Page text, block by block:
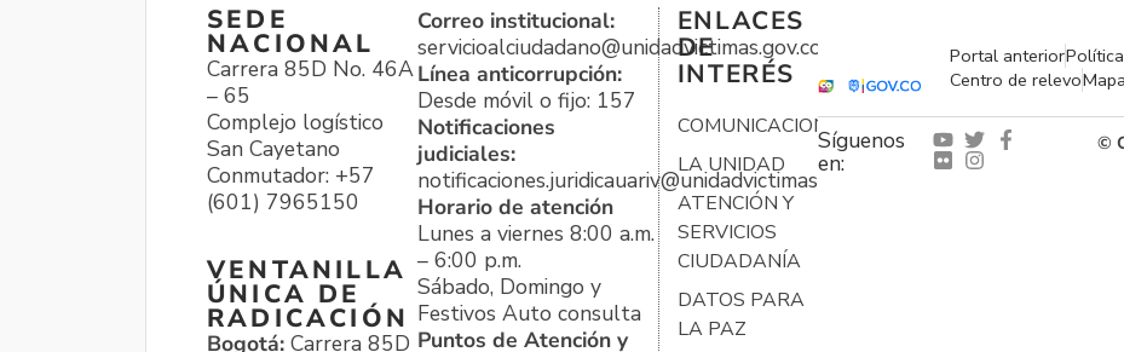
SEDE
NACIONAL
Carrera 85D No. 46A
– 65
Complejo logístico
San Cayetano
Conmutador: +57
(601) 7965150
VENTANILLA
ÚNICA DE
RADICACIÓN
Bogotá: Carrera 85D
Correo institucional:
servicioalciudadano@unidadvictimas.gov.co
Línea anticorrupción:
Desde móvil o fijo: 157
Notificaciones
judiciales:
notificaciones.juridicauariv@unidadvictimas.gov.co
Horario de atención
Lunes a viernes 8:00 a.m.
– 6:00 p.m.
Sábado, Domingo y
Festivos Auto consulta
Puntos de Atención y
ENLACES
DE
INTERÉS
COMUNICACIONES
LA UNIDAD
ATENCIÓN Y
SERVICIOS
CIUDADANÍA
DATOS PARA
LA PAZ
Portal anterior
Centro de relevo
Síguenos
en:
©